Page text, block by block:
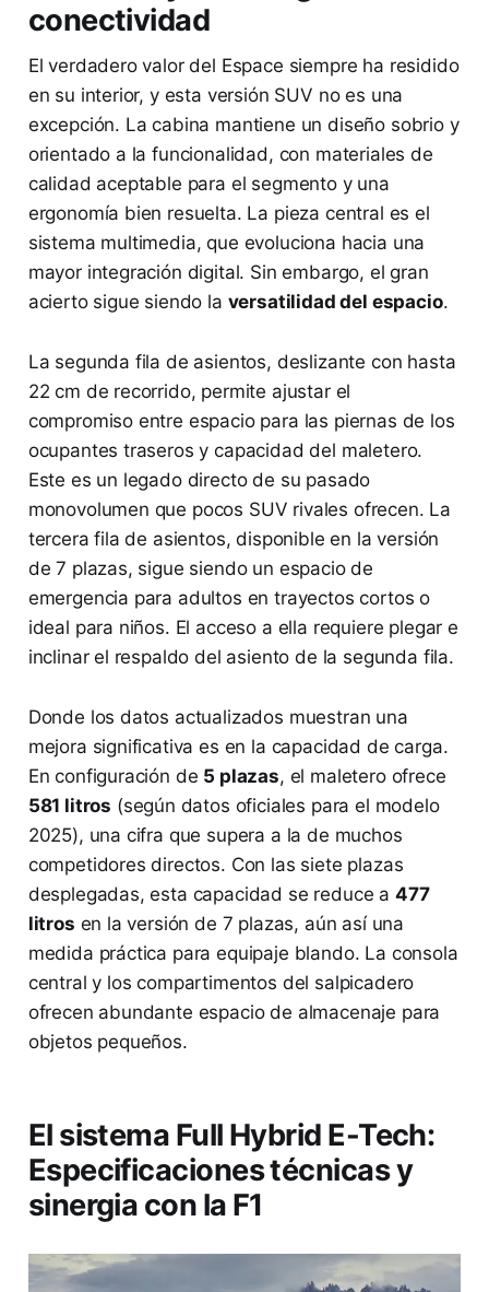
conectividad
El verdadero valor del Espace siempre ha residido
en su interior, y esta versión SUV no es una
excepción. La cabina mantiene un diseño sobrio y
orientado a la funcionalidad, con materiales de
calidad aceptable para el segmento y una
ergonomía bien resuelta. La pieza central es el
sistema multimedia, que evoluciona hacia una
mayor integración digital. Sin embargo, el gran
acierto sigue siendo la versatilidad del espacio.
La segunda fila de asientos, deslizante con hasta
22 cm de recorrido, permite ajustar el
compromiso entre espacio para las piernas de los
ocupantes traseros y capacidad del maletero.
Este es un legado directo de su pasado
monovolumen que pocos SUV rivales ofrecen. La
tercera fila de asientos, disponible en la versión
de 7 plazas, sigue siendo un espacio de
emergencia para adultos en trayectos cortos o
ideal para niños. El acceso a ella requiere plegar e
inclinar el respaldo del asiento de la segunda fila.
Donde los datos actualizados muestran una
mejora significativa es en la capacidad de carga.
En configuración de 5 plazas, el maletero ofrece
581 litros (según datos oficiales para el modelo
2025), una cifra que supera a la de muchos
competidores directos. Con las siete plazas
desplegadas, esta capacidad se reduce a 477
litros en la versión de 7 plazas, aún así una
medida práctica para equipaje blando. La consola
central y los compartimentos del salpicadero
ofrecen abundante espacio de almacenaje para
objetos pequeños.
El sistema Full Hybrid E-Tech:
Especificaciones técnicas y
sinergia con la F1